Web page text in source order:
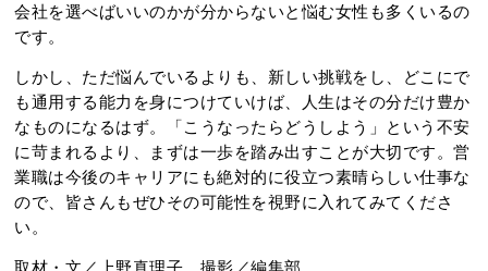
会社を選べばいいのかが分からないと悩む女性も多くいるの
です。
しかし、ただ悩んでいるよりも、新しい挑戦をし、どこにで
も通用する能力を身につけていけば、人生はその分だけ豊か
なものになるはず。「こうなったらどうしよう」という不安
に苛まれるより、まずは一歩を踏み出すことが大切です。営
業職は今後のキャリアにも絶対的に役立つ素晴らしい仕事な
ので、皆さんもぜひその可能性を視野に入れてみてくださ
い。
取材・文／上野真理子 撮影／編集部